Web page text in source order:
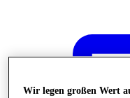
Wir legen großen Wert